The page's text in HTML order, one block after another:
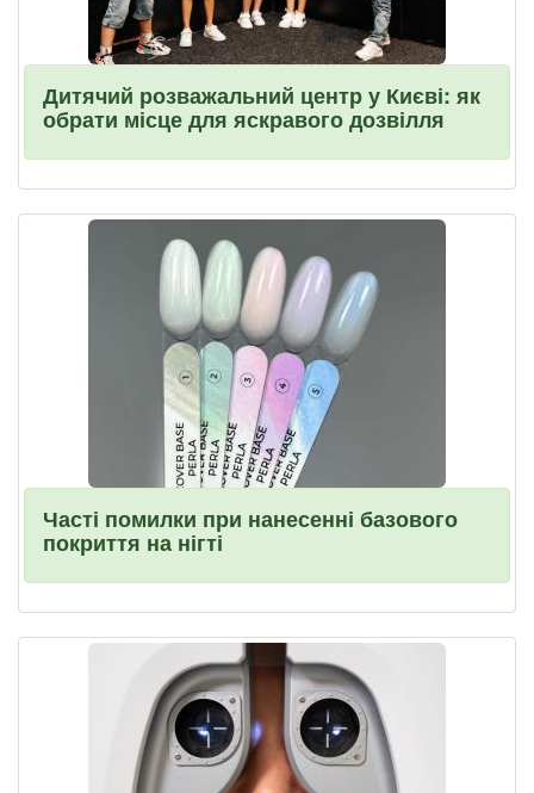
Дитячий розважальний центр у Києві: як
обрати місце для яскравого дозвілля
Часті помилки при нанесенні базового
покриття на нігті